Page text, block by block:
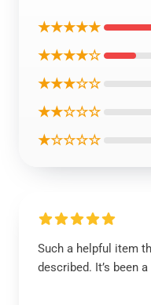
★★★★★
★★★★☆
★★★☆☆
★★☆☆☆
★☆☆☆☆
Such a helpful item
described. It’s been